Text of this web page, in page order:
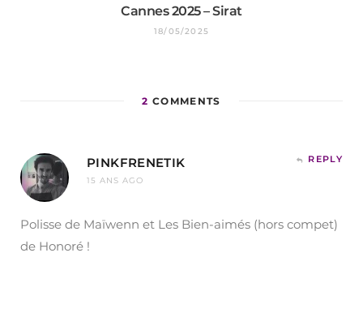
Cannes 2025 – Sirat
18/05/2025
2 COMMENTS
PINKFRENETIK
15 ANS AGO
REPLY
Polisse de Maïwenn et Les Bien-aimés (hors compet)
de Honoré !